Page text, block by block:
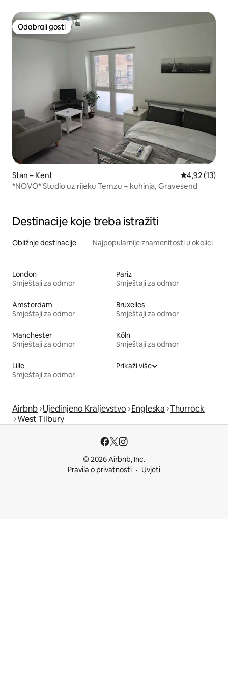
Odabrali gosti
Odabrali gosti
Stan – Kent Prosječna
4,92 (13)
*NOVO* Studio uz rijeku Temzu + kuhinja, Gravesend
Destinacije koje treba istražiti
Obližnje destinacije Najpopularnije znamenitosti u okolici
London
Smještaji za odmor
Pariz
Smještaji za odmor
Amsterdam
Smještaji za odmor
Bruxelles
Smještaji za odmor
Manchester
Smještaji za odmor
Köln
Smještaji za odmor
Lille
Smještaji za odmor
Prikaži više
Airbnb Ujedinjeno Kraljevstvo Engleska Thurrock
West Tilbury
© 2026 Airbnb, Inc.
Pravila o privatnosti
Uvjeti